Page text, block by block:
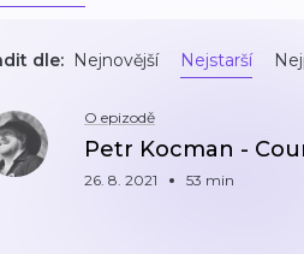
dle: Nejnovější Nejstarší
O epizodě
Petr Kocman -
26. 8. 2021 53 min